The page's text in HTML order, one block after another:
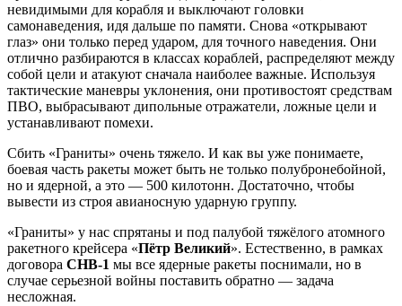
невидимыми для корабля и выключают головки
самонаведения, идя дальше по памяти. Снова «открывают
глаз» они только перед ударом, для точного наведения. Они
отлично разбираются в классах кораблей, распределяют между
собой цели и атакуют сначала наиболее важные. Используя
тактические маневры уклонения, они противостоят средствам
ПВО, выбрасывают дипольные отражатели, ложные цели и
устанавливают помехи.
Сбить «Граниты» очень тяжело. И как вы уже понимаете,
боевая часть ракеты может быть не только полубронебойной,
но и ядерной, а это — 500 килотонн. Достаточно, чтобы
вывести из строя авианосную ударную группу.
«Граниты» у нас спрятаны и под палубой тяжёлого атомного
ракетного крейсера «Пётр Великий». Естественно, в рамках
договора СНВ-1 мы все ядерные ракеты поснимали, но в
случае серьезной войны поставить обратно — задача
несложная.